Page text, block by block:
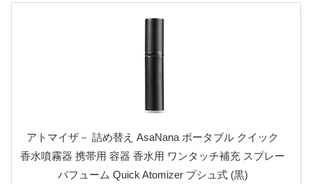
アトマイザ－ 詰め替え AsaNana ポータブル クイック
香水噴霧器 携帯用 容器 香水用 ワンタッチ補充 スプレー
パフューム Quick Atomizer プシュ式 (黒)